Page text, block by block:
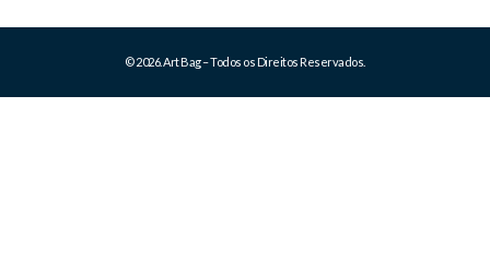
© 2026. Art Bag – Todos os Direitos Reservados.